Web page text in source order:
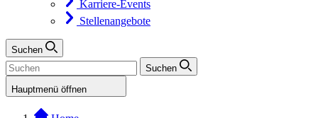
Karriere-Events
Stellenangebote
Suchen
Suchen
Hauptmenü öffnen